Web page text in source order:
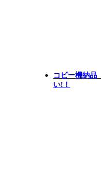
コピー機納
い!！